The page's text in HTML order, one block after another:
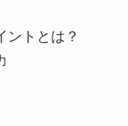
ントとは？